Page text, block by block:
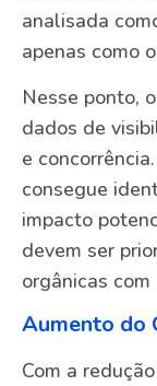
analisada
apenas como
Nesse ponto, o
dados de
e
consegue
impacto
devem ser
orgânicas
Aumento do
Com a